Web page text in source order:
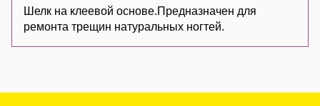
Шелк на клеевой основе.Предназначен для
ремонта трещин натуральных ногтей.